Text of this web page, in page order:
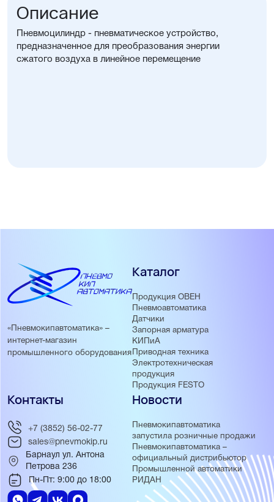
Описание
Пневмоцилиндр - пневматическое устройство,
предназначенное для преобразования энергии
сжатого воздуха в линейное перемещение
«Пневмокипавтоматика» –
интернет-магазин
промышленного оборудования
Каталог
Продукция ОВЕН
Пневмоавтоматика
Датчики
Запорная арматура
КИПиА
Приводная техника
Электротехническая
продукция
Продукция FESTO
Новости
Пневмокипавтоматика
запустила розничные продажи
Пневмокипавтоматика –
официальный дистрибьютор
Промышленной автоматики
РИДАН
Контакты
+7 (3852) 56-02-77
sales@pnevmokip.ru
Барнаул ул. Антона
Петрова 236
Пн-Пт: 9:00 до 18:00